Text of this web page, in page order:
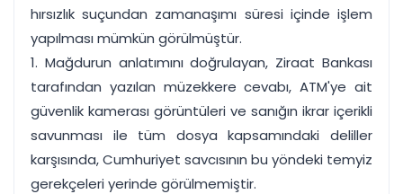
hırsızlık suçundan zamanaşımı süresi içinde işlem
yapılması mümkün görülmüştür.
1. Mağdurun anlatımını doğrulayan, Ziraat Bankası
tarafından yazılan müzekkere cevabı, ATM'ye ait
güvenlik kamerası görüntüleri ve sanığın ikrar içerikli
savunması ile tüm dosya kapsamındaki deliller
karşısında, Cumhuriyet savcısının bu yöndeki temyiz
gerekçeleri yerinde görülmemiştir.